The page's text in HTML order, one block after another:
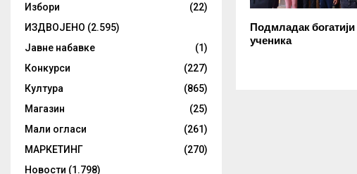
Подмладак богатији
ученика
Избори
(22)
ИЗДВОЈЕНО (2.595)
Јавне набавке
(1)
Конкурси
(227)
Култура
(865)
Магазин
(25)
Мали огласи
(261)
МАРКЕТИНГ
(270)
Новости (1.798)